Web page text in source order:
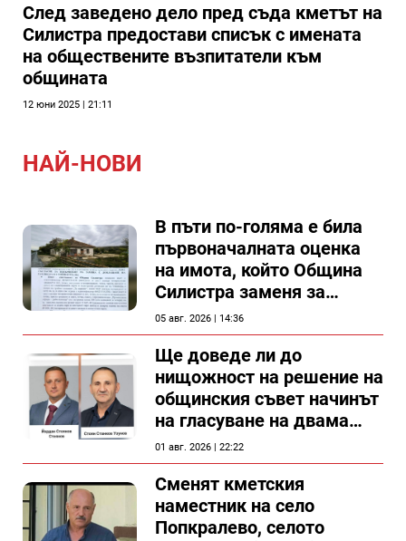
След заведено дело пред съда кметът на
Силистра предостави списък с имената
на обществените възпитатели към
общината
12 юни 2025 | 21:11
НАЙ-НОВИ
В пъти по-голяма е била
първоначалната оценка
на имота, който Община
Силистра заменя за
спирка, показват
документи
05 авг. 2026 | 14:36
Ще доведе ли до
нищожност на решение на
общинския съвет начинът
на гласуване на двама
съветници в Силистра?
01 авг. 2026 | 22:22
Сменят кметския
наместник на село
Попкралево, селото